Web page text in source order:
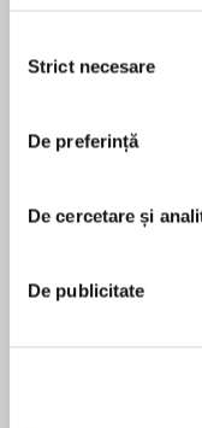
consimțământului
Strict necesare
De preferință
De cercetare și
De publicitate
the hottest new
‘Kill Bill meets
Star of the North
‘A work of literary
‘I loved it!’ M.
‘You’ll be
În acest
Un-su Kim